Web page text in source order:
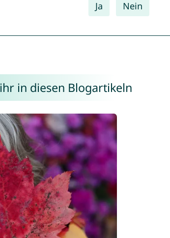
Ja Nein
in diesen Blogartikeln